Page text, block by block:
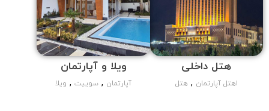
هتل داخلی
اهتل آپارتمان , هتل
ویلا و آپارتمان
آپارتمان , سوییت , ویلا